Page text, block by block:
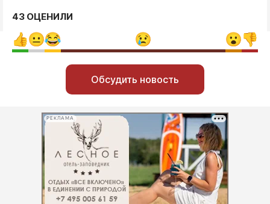
43 ОЦЕНИЛИ
Обсудить новость
РЕКЛАМА